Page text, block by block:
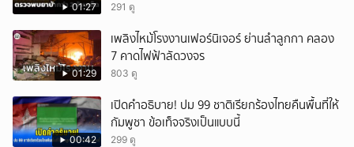
01:27 291 ดู
01:29
เพลิงไหม้โรงงานเฟอร์นิเจอร์ ย่านลำลูกกา คลอง
7 คาดไฟฟ้าลัดวงจร
803 ดู
00:42
เปิดคำอธิบาย! ปม 99 ชาติเรียกร้องไทยคืนพื้นที่ให้
กัมพูชา ข้อเท็จจริงเป็นแบบนี้
299 ดู